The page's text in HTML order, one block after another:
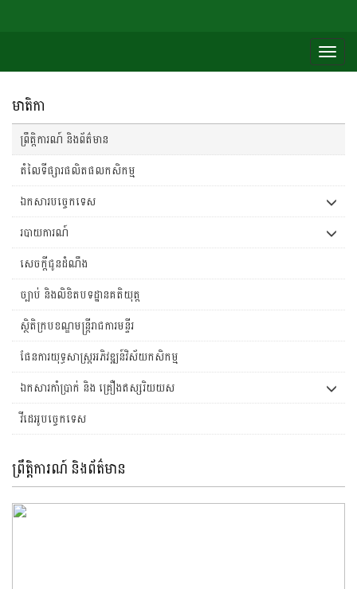
មាតិកា
ព្រឹត្តិការណ៍ និងព័ត៌មាន
តំលៃទីផ្សារផលិតផលកសិកម្ម
ឯកសារបច្ចេកទេស
របាយការណ៍
សេចក្តីជូនដំណឹង
ច្បាប់ និងលិខិតបទដ្ឋានគតិយុត្ត
ស្ថិតិក្របខណ្ឌមន្រ្តីរាជការមន្ទីរ
ផែនការយុទ្ធសាស្រ្តអភិវឌ្ឍន៍វិស័យកសិកម្ម
ឯកសារកាំប្រាក់ និង គ្រឿងឥស្សរិយយស
វីដេអូបច្ចេកទេស
ព្រឹត្តិការណ៍ និងព័ត៌មាន